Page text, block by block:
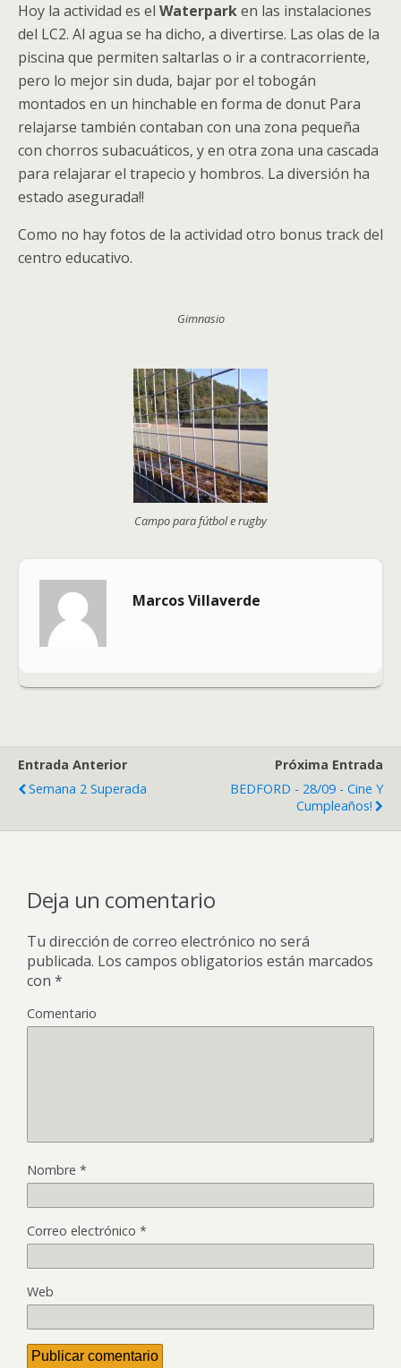
Hoy la actividad es el Waterparken las instalaciones
del LC2. Al agua se ha dicho, a divertirse. Las olas de la
piscina que permiten saltarlas o ir a contracorriente,
pero lo mejor sin duda, bajar por el tobogán
montados en un hinchable en forma de donut Para
relajarse también contaban con una zona pequeña
con chorros subacuáticos, y en otra zona una cascada
para relajarar el trapecio y hombros. La diversión ha
estado asegurada!!
Como no hay fotos de la actividad otro bonus track del
centro educativo.
Gimnasio
Campo para fútbol e rugby
Marcos Villaverde
Entrada Anterior
Semana 2 Superada
Próxima Entrada
BEDFORD - 28/09 - Cine Y
Cumpleaños!
Deja un comentario
Tu dirección de correo electrónico no será
publicada. Los campos obligatorios están marcados
con *
Comentario
Nombre *
Correo electrónico *
Web